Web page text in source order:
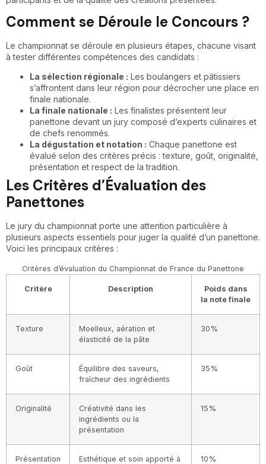
Comment se Déroule le Concours ?
Le championnat se déroule en plusieurs étapes, chacune visant
à tester différentes compétences des candidats :
La sélection régionale : Les boulangers et pâtissiers
s’affrontent dans leur région pour décrocher une place en
finale nationale.
La finale nationale : Les finalistes présentent leur
panettone devant un jury composé d’experts culinaires et
de chefs renommés.
La dégustation et notation : Chaque panettone est
évalué selon des critères précis : texture, goût, originalité,
présentation et respect de la tradition.
Les Critères d’Évaluation des
Panettones
Le jury du championnat porte une attention particulière à
plusieurs aspects essentiels pour juger la qualité d’un panettone.
Voici les principaux critères :
Critères d’évaluation du Championnat de France du Panettone
Critère Description
Poids dans
la note finale
Texture
Moelleux, aération et
élasticité de la pâte
30%
Goût
Équilibre des saveurs,
fraîcheur des ingrédients
35%
Originalité
Créativité dans les
ingrédients ou la
présentation
15%
Présentation
Esthétique et soin apporté à
10%